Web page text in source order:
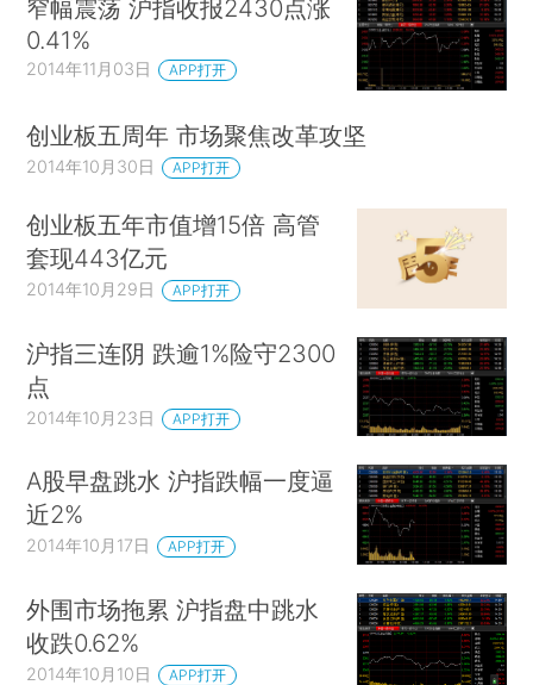
窄幅震荡 沪指收报2430点涨
0.41%
2014年11月03日 APP打开
创业板五周年 市场聚焦改革攻坚
2014年10月30日 APP打开
创业板五年市值增15倍 高管
套现443亿元
2014年10月29日 APP打开
沪指三连阴 跌逾1%险守2300
点
2014年10月23日 APP打开
A股早盘跳水 沪指跌幅一度逼
近2%
2014年10月17日 APP打开
外围市场拖累 沪指盘中跳水
收跌0.62%
2014年10月10日 APP打开